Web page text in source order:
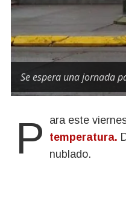
Se espera una jornada
Para este
temperatura.
nublado.